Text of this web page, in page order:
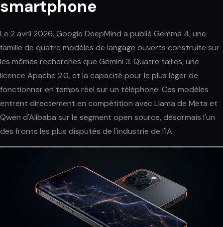
smartphone
Le 2 avril 2026, Google DeepMind a publié Gemma 4, une
famille de quatre modèles de langage ouverts construite sur
les mêmes recherches que Gemini 3. Quatre tailles, une
licence Apache 2.0, et la capacité pour le plus léger de
fonctionner en temps réel sur un téléphone. Ces modèles
entrent directement en compétition avec Llama de Meta et
Qwen d'Alibaba sur le segment open source, désormais l'un
des fronts les plus disputés de l'industrie de l'IA.